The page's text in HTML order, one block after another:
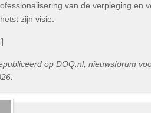
van de verpleging en
zijn visie.
op DOQ.nl, nieuwsforum